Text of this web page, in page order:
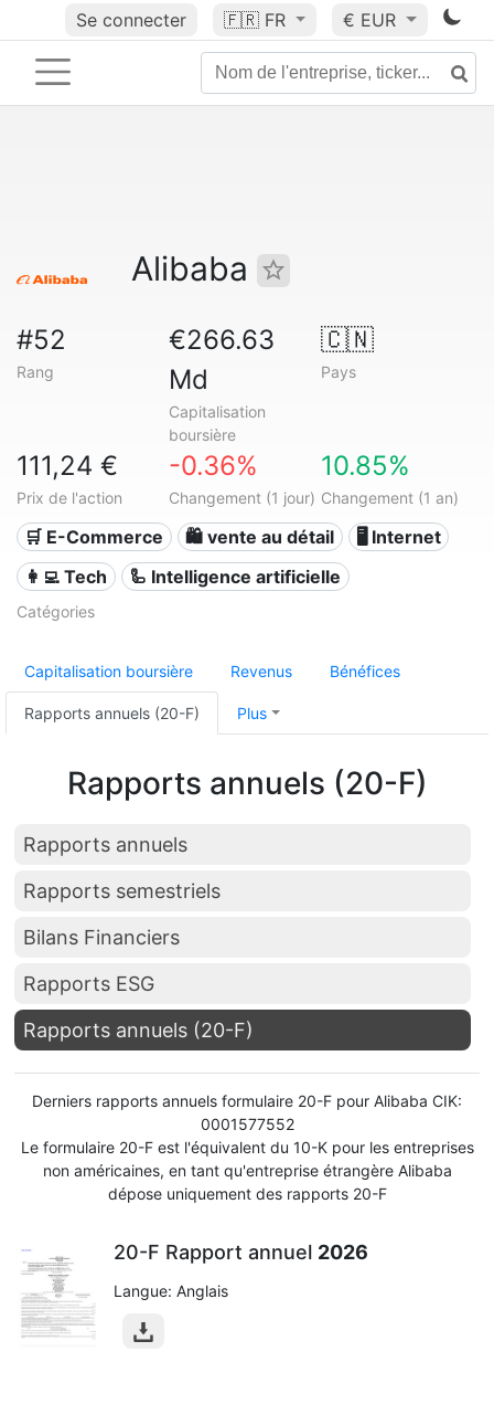
Se connecter 🇫🇷 FR € EUR
Alibaba
#52
Rang
€266.63
Md
Capitalisation
boursière
🇨🇳
Pays
111,24 €
Prix de l'action
-0.36%
Changement (1 jour)
10.85%
Changement (1 an)
🛒 E-Commerce 🛍️ vente au détail
🖥️ Internet
👩‍💻 Tech
🦾 Intelligence artificielle
Catégories
Capitalisation boursière Revenus Bénéfices
Rapports annuels (20-F) Plus
Rapports annuels (20-F)
Rapports annuels
Rapports semestriels
Bilans Financiers
Rapports ESG
Rapports annuels (20-F)
Derniers rapports annuels formulaire 20-F pour Alibaba CIK:
0001577552
Le formulaire 20-F est l'équivalent du 10-K pour les entreprises
non américaines, en tant qu'entreprise étrangère Alibaba
dépose uniquement des rapports 20-F
20-F Rapport annuel 2026
Langue: Anglais